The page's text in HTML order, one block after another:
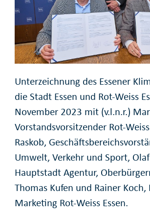
Unterzeichnung des Essener
die Stadt Essen und Rot-Weiss
November 2023 mit (v.l.n.r.)
Vorstandsvorsitzender Rot-
Raskob,
Umwelt, Verkehr und Sport,
Hauptstadt Agentur,
Thomas Kufen und Rainer Koch,
Marketing Rot-Weiss Essen.